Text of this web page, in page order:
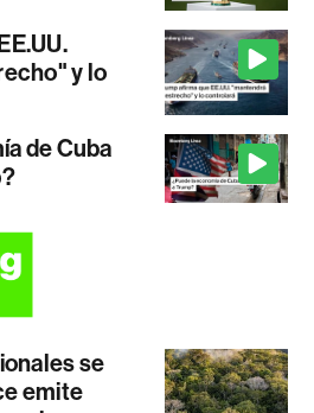
y lo
de Cuba
se
emite